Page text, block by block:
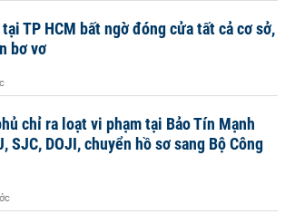
TP HCM bất ngờ đóng cửa tất cả cơ sở,
bơ vơ
chỉ ra loạt vi phạm tại Bảo Tín Mạnh
SJC, DOJI, chuyển hồ sơ sang Bộ Công